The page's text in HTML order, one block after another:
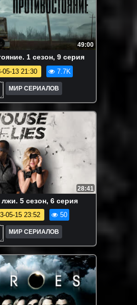
49:00
1 сезон, 9 серия
05-13 21:30 7.7K
МИР СЕРИАЛОВ
28:41
5 сезон, 6 серия
05-15 23:52 50
МИР СЕРИАЛОВ